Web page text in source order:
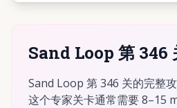
Sand Loop 第 346
Sand Loop 第 346 关的完整攻
这个专家关卡通常需要 8–15